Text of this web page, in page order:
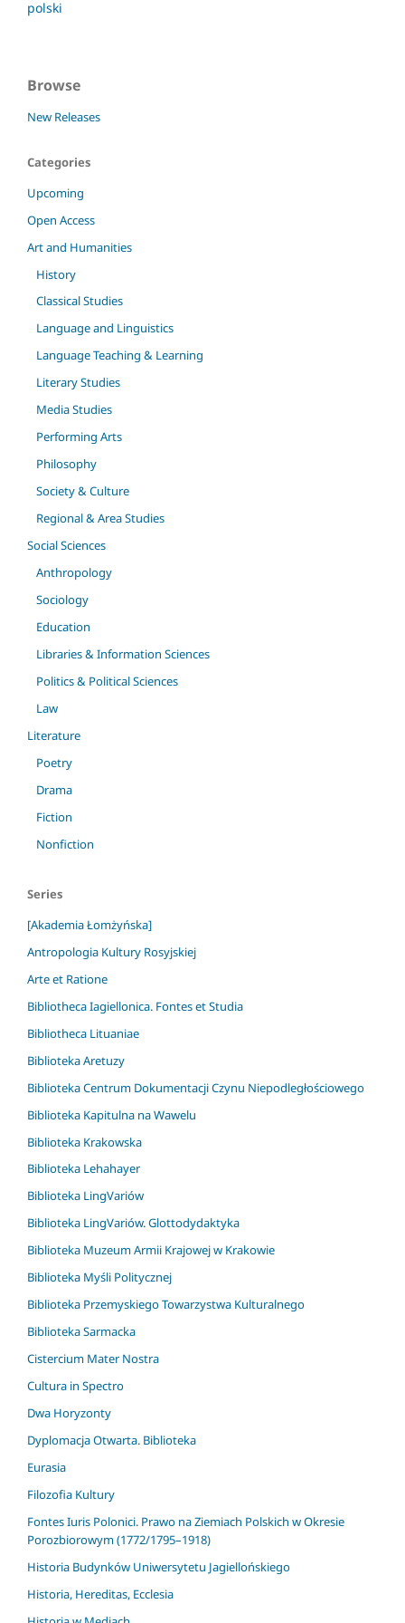
polski
Browse
New Releases
Categories
Upcoming
Open Access
Art and Humanities
History
Classical Studies
Language and Linguistics
Language Teaching & Learning
Literary Studies
Media Studies
Performing Arts
Philosophy
Society & Culture
Regional & Area Studies
Social Sciences
Anthropology
Sociology
Education
Libraries & Information Sciences
Politics & Political Sciences
Law
Literature
Poetry
Drama
Fiction
Nonfiction
Series
[Akademia Łomżyńska]
Antropologia Kultury Rosyjskiej
Arte et Ratione
Bibliotheca Iagiellonica. Fontes et Studia
Bibliotheca Lituaniae
Biblioteka Aretuzy
Biblioteka Centrum Dokumentacji Czynu Niepodległościowego
Biblioteka Kapitulna na Wawelu
Biblioteka Krakowska
Biblioteka Lehahayer
Biblioteka LingVariów
Biblioteka LingVariów. Glottodydaktyka
Biblioteka Muzeum Armii Krajowej w Krakowie
Biblioteka Myśli Politycznej
Biblioteka Przemyskiego Towarzystwa Kulturalnego
Biblioteka Sarmacka
Cistercium Mater Nostra
Cultura in Spectro
Dwa Horyzonty
Dyplomacja Otwarta. Biblioteka
Eurasia
Filozofia Kultury
Fontes Iuris Polonici. Prawo na Ziemiach Polskich w Okresie
Porozbiorowym (1772/1795–1918)
Historia Budynków Uniwersytetu Jagiellońskiego
Historia, Hereditas, Ecclesia